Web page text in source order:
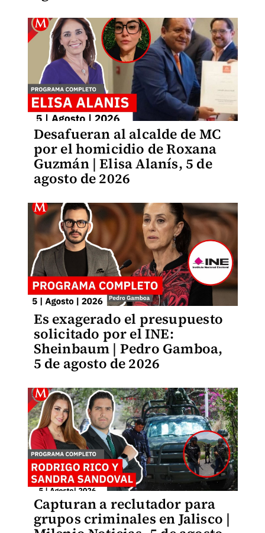
Desafueran al alcalde de MC
por el homicidio de Roxana
Guzmán | Elisa Alanís, 5 de
agosto de 2026
Es exagerado el presupuesto
solicitado por el INE:
Sheinbaum | Pedro Gamboa,
5 de agosto de 2026
Capturan a reclutador para
grupos criminales en Jalisco |